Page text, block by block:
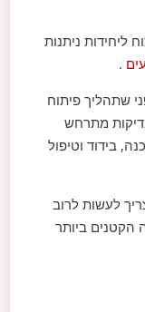
ליחידות ניתנות
.
שתהליך פיתוח
מתרחש
בידוד וטיפול
לעשות לרוב
הקטנים ביותר